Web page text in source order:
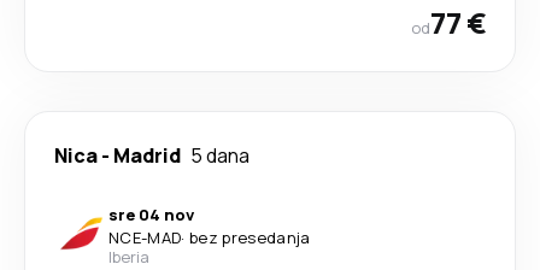
od77 €
Nica- Madrid 5 dana
sre 04 nov
NCE-MAD· bez presedanja
Iberia